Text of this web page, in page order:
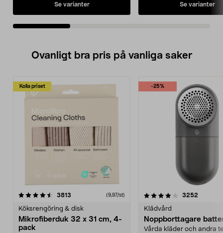
Se varianter Se varianter
Ovanligt bra pris på vanliga saker
Kolla priset
3813 (9,97/st)
Köksrengöring & disk
Mikrofiberduk 32 x 31 cm, 4-
pack
-25%
4.0av 5 stjärnor 3252
Klädvård
Noppborttagare
Vårda kläder och andra
4.5av 5 stjärnor